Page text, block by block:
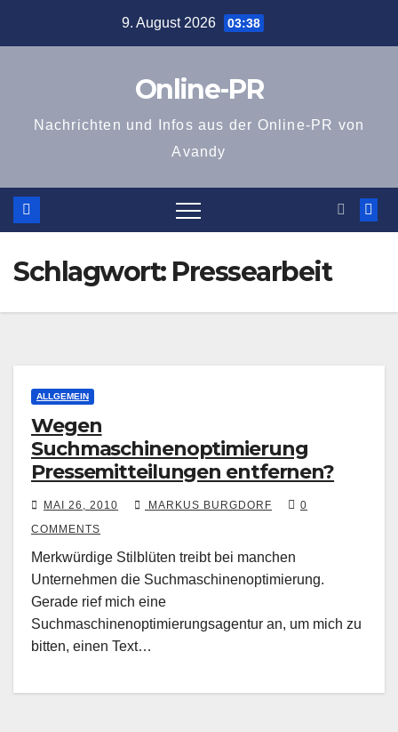
9. August 2026 03:38
Online-PR
Nachrichten und Infos aus der Online-PR von
Avandy
Schlagwort: Pressearbeit
ALLGEMEIN
Wegen
Suchmaschinenoptimierung
Pressemitteilungen entfernen?
MAI 26, 2010 MARKUS BURGDORF
0
COMMENTS
Merkwürdige Stilblüten treibt bei manchen
Unternehmen die Suchmaschinenoptimierung.
Gerade rief mich eine
Suchmaschinenoptimierungsagentur an, um mich zu
bitten, einen Text…